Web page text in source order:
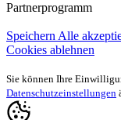
Partnerprogramm
Speichern Alle
Cookies ablehnen
Sie können Ihre
Datenschutzeinstellungen